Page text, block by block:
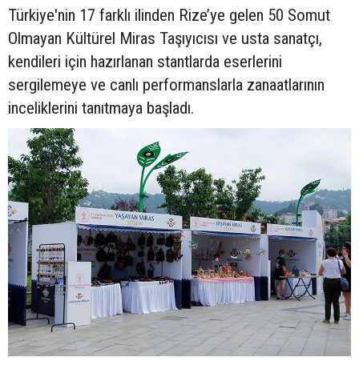
Türkiye'nin 17 farklı ilinden Rize’ye gelen 50 Somut
Olmayan Kültürel Miras Taşıyıcısı ve usta sanatçı,
kendileri için hazırlanan stantlarda eserlerini
sergilemeye ve canlı performanslarla zanaatlarının
inceliklerini tanıtmaya başladı.